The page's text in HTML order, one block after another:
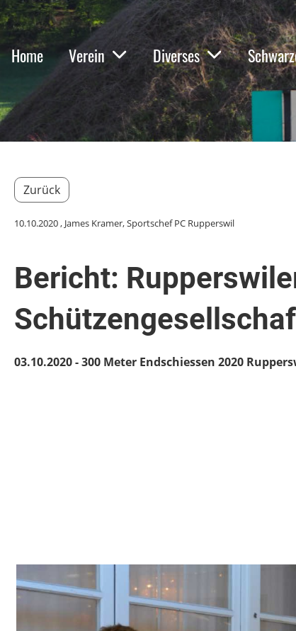
Home Verein Diverses
Zurück
10.10.2020, James Kramer, Sportschef PC Rupperswil
Bericht:
03.10.2020 - 300 Meter Endschiessen 2020